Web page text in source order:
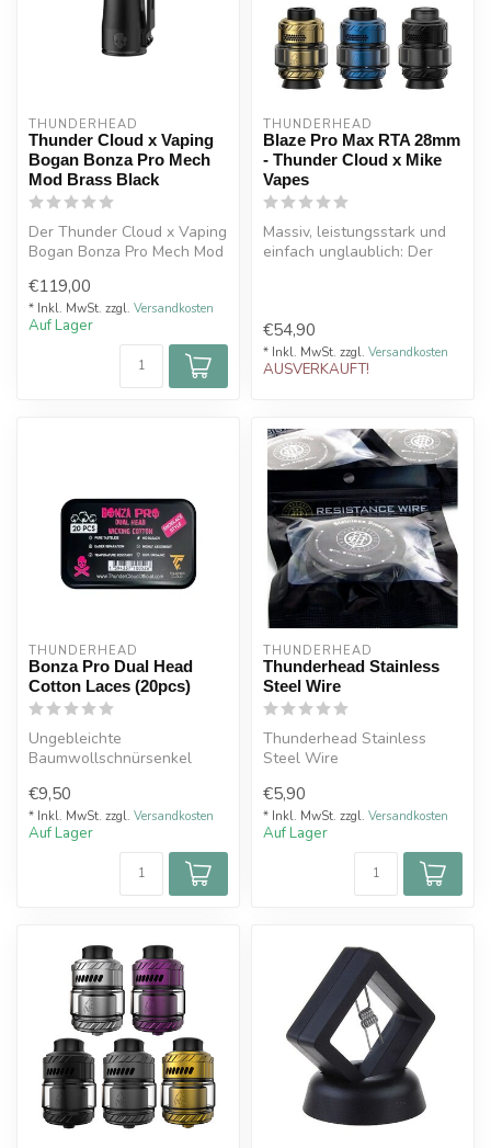
THUNDERHEAD
Thunder Cloud x Vaping
Bogan Bonza Pro Mech
Mod Brass Black
Der Thunder Cloud x Vaping
Bogan Bonza Pro Mech Mod
hochw...
€119,00
* Inkl. MwSt. zzgl. Versandkosten
Auf Lager
THUNDERHEAD
Blaze Pro Max RTA 28mm
- Thunder Cloud x Mike
Vapes
Massiv, leistungsstark und
einfach unglaublich: Der
€54,90
* Inkl. MwSt. zzgl. Versandkosten
AUSVERKAUFT!
THUNDERHEAD
Bonza Pro Dual Head
Cotton Laces (20pcs)
Ungebleichte
Baumwollschnürsenkel
Maximale Saugfähigkeit.
Di...
€9,50
* Inkl. MwSt. zzgl. Versandkosten
Auf Lager
THUNDERHEAD
Thunderhead Stainless
Steel Wire
Thunderhead Stainless
Steel Wire
€5,90
* Inkl. MwSt. zzgl. Versandkosten
Auf Lager